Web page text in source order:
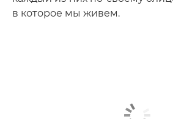
в которое мы живем.